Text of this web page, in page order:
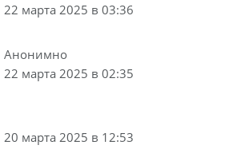
22 марта 2025 в 03:36
Анонимно
22 марта 2025 в 02:35
20 марта 2025 в 12:53